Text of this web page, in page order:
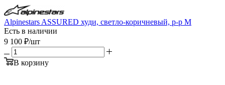
Alpinestars ASSURED худи, светло-коричневый, р-р M
Есть в наличии
9 100 ₽/шт
В корзину